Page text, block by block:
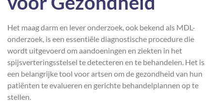
Het maag darm en lever onderzoek, ook bekend als MDL-
onderzoek, is een essentiële diagnostische procedure die
wordt uitgevoerd om aandoeningen en ziekten in het
spijsverteringsstelsel te detecteren en te behandelen. Het is
een belangrijke tool voor artsen om de gezondheid van hun
patiënten te evalueren en gerichte behandelplannen op te
stellen.